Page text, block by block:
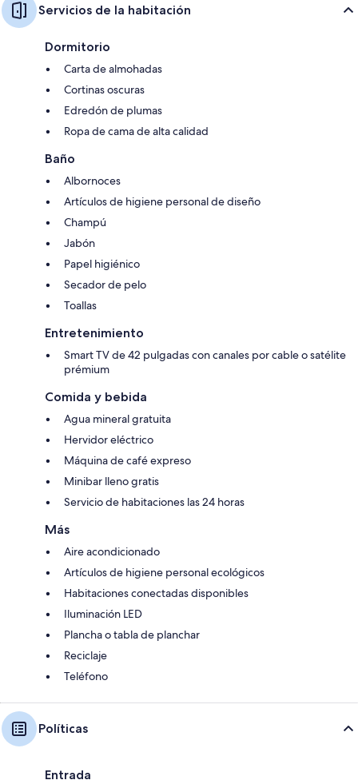
Servicios de la habitación
Dormitorio
Carta de almohadas
Cortinas oscuras
Edredón de plumas
Ropa de cama de alta calidad
Baño
Albornoces
Artículos de higiene personal de diseño
Champú
Jabón
Papel higiénico
Secador de pelo
Toallas
Entretenimiento
Smart TV de 42 pulgadas con canales por cable o satélite
prémium
Comida y bebida
Agua mineral gratuita
Hervidor eléctrico
Máquina de café expreso
Minibar lleno gratis
Servicio de habitaciones las 24 horas
Más
Aire acondicionado
Artículos de higiene personal ecológicos
Habitaciones conectadas disponibles
Iluminación LED
Plancha o tabla de planchar
Reciclaje
Teléfono
Políticas
Entrada